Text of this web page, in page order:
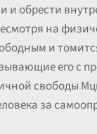
и обрести
на
и
его с
свободы
за